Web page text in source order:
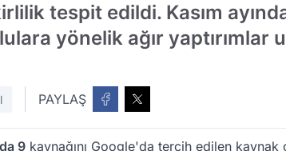
tespit edildi. Kasım
yönelik ağır yaptırımlar
PAYLAŞ
9 kaynağını Google'da tercih edilen kaynak